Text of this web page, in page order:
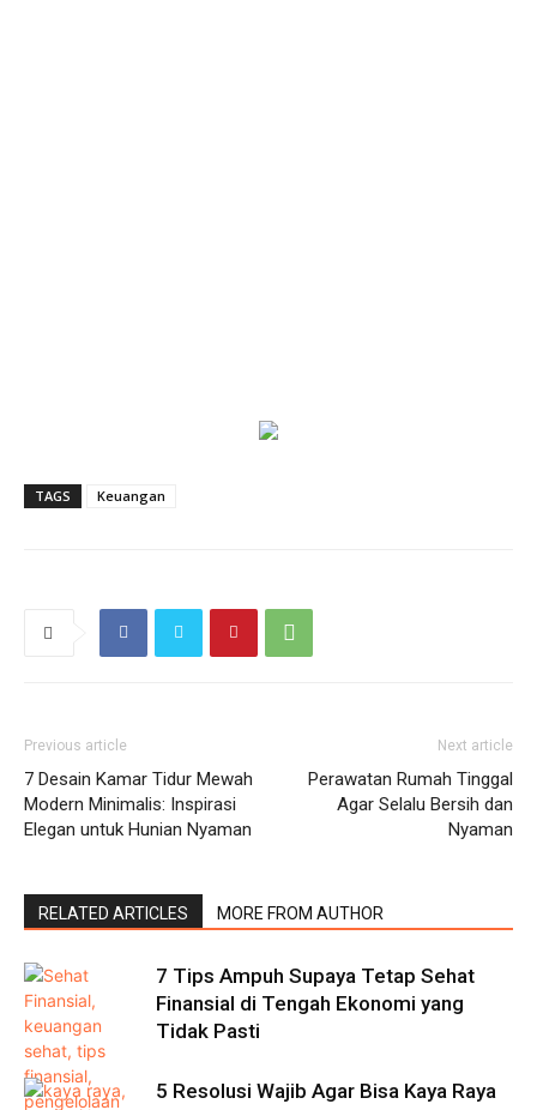
TAGS Keuangan
Previous article
7 Desain Kamar Tidur Mewah
Modern Minimalis: Inspirasi
Elegan untuk Hunian Nyaman
Next article
Perawatan Rumah Tinggal
Agar Selalu Bersih dan
Nyaman
RELATED ARTICLES MORE FROM AUTHOR
7 Tips Ampuh Supaya Tetap Sehat
Finansial di Tengah Ekonomi yang
Tidak Pasti
5 Resolusi Wajib Agar Bisa Kaya Raya